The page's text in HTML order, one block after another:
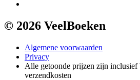
© 2026 VeelBoeken
Algemene voorwaarden
Privacy
Alle getoonde prijzen zijn inclusief
verzendkosten